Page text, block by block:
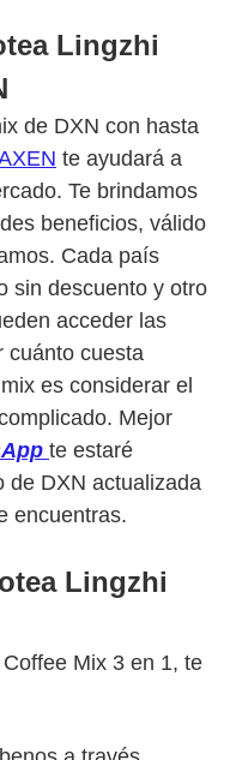
Lingzhi
de DXN con hasta
te ayudará a
Te brindamos
beneficios, válido
Cada país
sin descuento y otro
acceder las
cuánto cuesta
es considerar el
Mejor
te estaré
de DXN actualizada
encuentras.
Lingzhi
Mix 3 en 1, te